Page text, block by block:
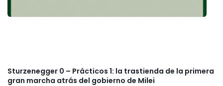
Sturzenegger 0 – Prácticos 1: la trastienda de la primera
gran marcha atrás del gobierno de Milei